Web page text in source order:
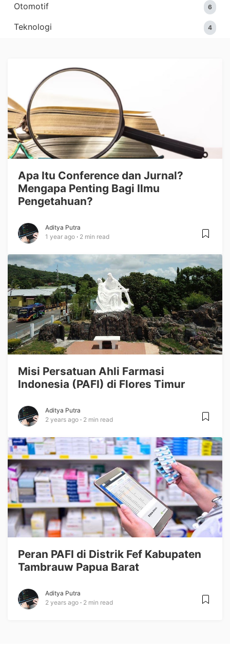
Otomotif 6
Teknologi 4
Apa Itu Conference dan Jurnal?
Mengapa Penting Bagi Ilmu
Pengetahuan?
Aditya Putra
1 year ago
2 min read
Misi Persatuan Ahli Farmasi
Indonesia (PAFI) di Flores Timur
Aditya Putra
2 years ago
2 min read
Peran PAFI di Distrik Fef Kabupaten
Tambrauw Papua Barat
Aditya Putra
2 years ago
2 min read